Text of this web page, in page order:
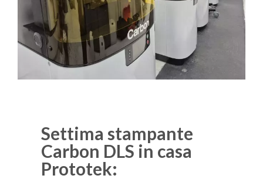
Settima stampante
Carbon DLS in casa
Prototek: